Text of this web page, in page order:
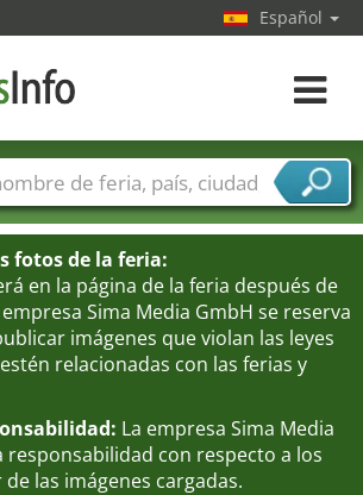
fotos de la feria:
en la página de la feria después de
Sima Media GmbH se reserva
imágenes que violan las leyes
relacionadas con las ferias y
La empresa Sima Media
responsabilidad con respecto a los
las imágenes cargadas.
Español
toggle
Países
Ciudades
de servicios